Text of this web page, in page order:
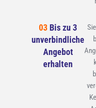
03 Bis zu 3
unverbindliche
Angebot
erhalten